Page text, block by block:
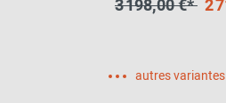
3 198,00 €* 2
autres